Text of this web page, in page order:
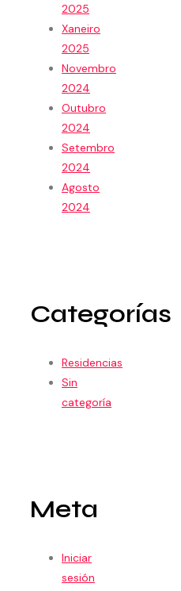
2025
Xaneiro
2025
Novembro
2024
Outubro
2024
Setembro
2024
Agosto
2024
Categorías
Residencias
Sin
categoría
Meta
Iniciar
sesión